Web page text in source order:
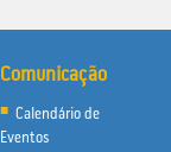
Comunicação
Calendário de
Eventos